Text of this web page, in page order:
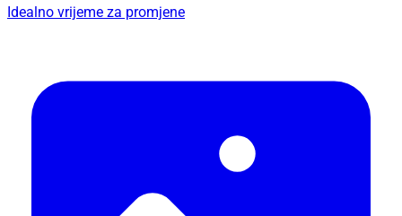
Idealno vrijeme za promjene